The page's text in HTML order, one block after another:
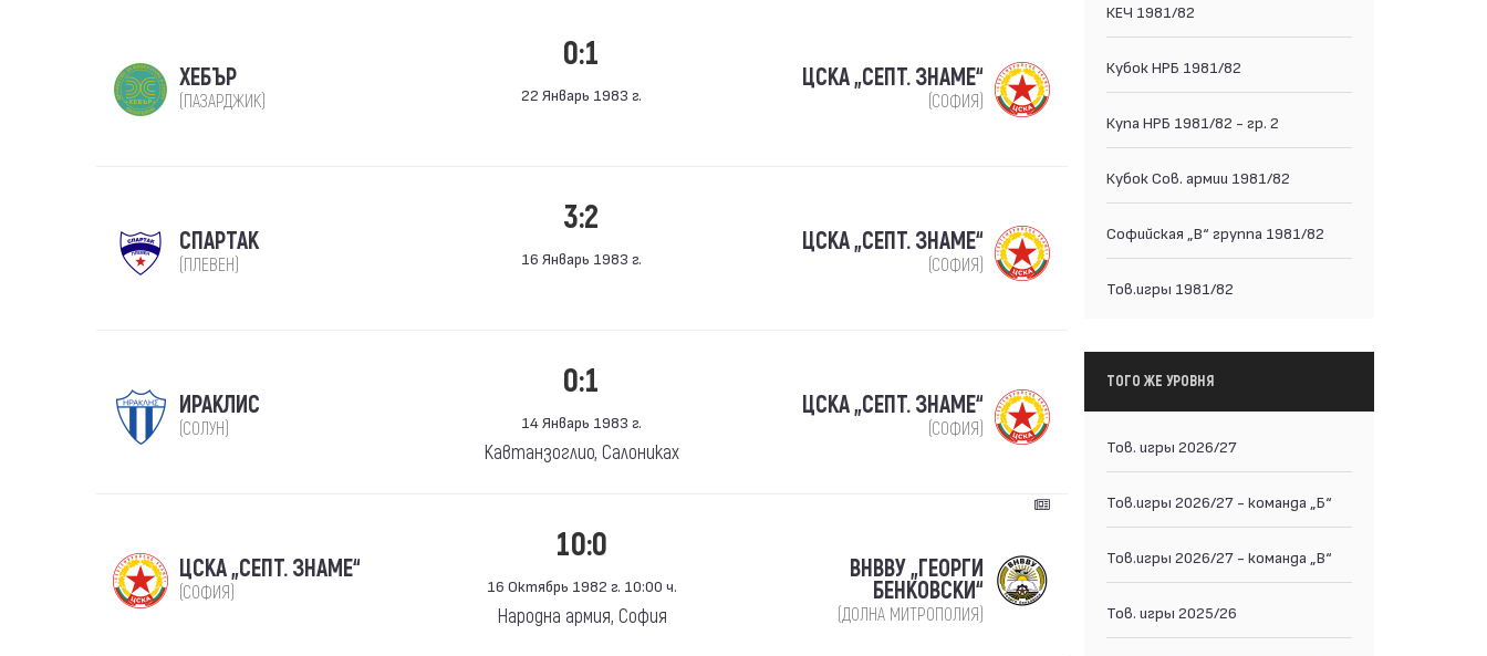
ХЕБЪР
(ПАЗАРДЖИК)
0:1
22 Январь 1983 г.
ЦСКА „СЕПТ. ЗНАМЕ“
(СОФИЯ)
СПАРТАК
(ПЛЕВЕН)
3:2
16 Январь 1983 г.
ЦСКА „СЕПТ. ЗНАМЕ“
(СОФИЯ)
ИРАКЛИС
(СОЛУН)
0:1
14 Январь 1983 г.
Кавтанзоглио, Салониках
ЦСКА „СЕПТ. ЗНАМЕ“
(СОФИЯ)
ЦСКА „СЕПТ. ЗНАМЕ“
(СОФИЯ)
10:0
16 Октябрь 1982 г. 10:00 ч.
Народна армия, София
ВНВВУ „ГЕОРГИ
БЕНКОВСКИ“
(ДОЛНА МИТРОПОЛИЯ)
КЕЧ 1981/82
Кубок НРБ 1981/82
Купа НРБ 1981/82 - гр. 2
Кубок Сов. армии 1981/82
Софийская „В“ группа 1981/82
Тов.игры 1981/82
ТОГО ЖЕ УРОВНЯ
Тов. игры 2026/27
Тов.игры 2026/27 - команда „Б“
Тов.игры 2026/27 - команда „В“
Тов. игры 2025/26